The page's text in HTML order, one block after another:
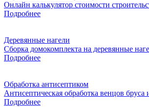
Онлайн калькулятор стоимости
Подробнее
Деревянные нагели
Сборка домокомплекта на деревянные
Подробнее
Обработка антисептиком
Антисептическая обработка венцов бруса
Подробнее